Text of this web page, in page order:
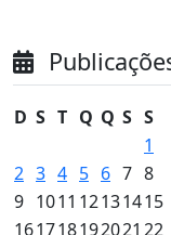
D S T Q Q S S
1
2 3 4 5 6 7 8
9 1011 12131415
161718192021 22